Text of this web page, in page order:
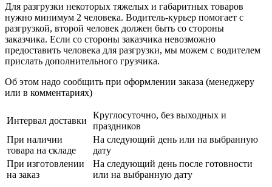
Для разгрузки некоторых тяжелых и габаритных товаров
нужно минимум 2 человека. Водитель-курьер помогает с
разгрузкой, второй человек должен быть со стороны
заказчика. Если со стороны заказчика невозможно
предоставить человека для разгрузки, мы можем с водителем
прислать дополнительного грузчика.
Об этом надо сообщить при оформлении заказа (менеджеру
или в комментариях)
Интервал доставки
Круглосуточно, без выходных и
праздников
При наличии
товара на складе
На следующий день или на выбранную
дату
При изготовлении
на заказ
На следующий день после готовности
или на выбранную дату